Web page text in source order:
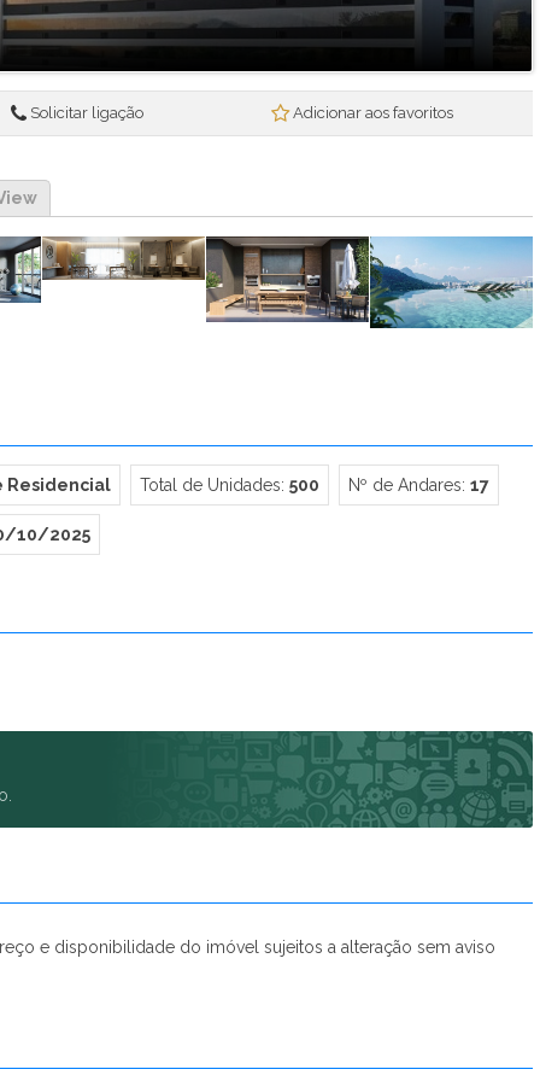
Ben in Rio Pompeu Loureiro 110 - Breve Lançamento (1)
Beon Porto Residencial (1)
Blanc 260 - Loja (1)
Breeze (10)
Brise Studios Design (2)
Cidade Arte - Arte Wave (1)
Claris Casa & Clube (1)
Conquista Mendanha (1)
Conquista Oceânica (1)
Conquista Parque Iguaçu (1)
Conquista Vila Dutra (1)
Dias Ferreira Leblon - Studios (2)
Encantos da Zona Norte - Fase 1 (5)
Epic Golf (5)
Feel Pontal Oceânico (7)
Gaea Home Resort (9)
Solicitar ligação Adicionar aos favoritos
Residencial Total de Unidades: 500 Nº de Andares: 17
10/2025
e disponibilidade do imóvel sujeitos a alteração sem aviso